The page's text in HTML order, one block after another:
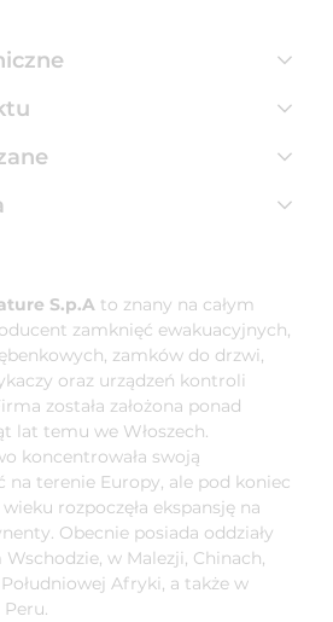
S.p.A to znany na całym
zamknięć ewakuacyjnych,
zamków do drzwi,
oraz urządzeń kontroli
została założona ponad
lat temu we Włoszech.
koncentrowała swoją
na terenie Europy, ale pod koniec
rozpoczęła ekspansję na
Obecnie posiada oddziały
w Malezji, Chinach,
Afryki, a także w